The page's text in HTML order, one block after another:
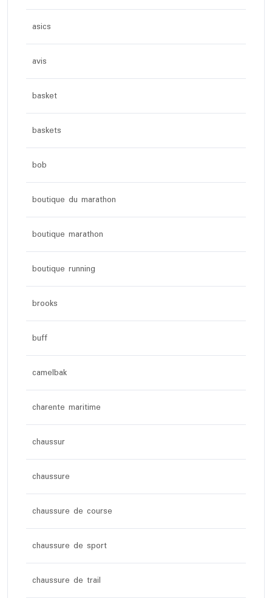
asics
avis
basket
baskets
bob
boutique du marathon
boutique marathon
boutique running
brooks
buff
camelbak
charente maritime
chaussur
chaussure
chaussure de course
chaussure de sport
chaussure de trail